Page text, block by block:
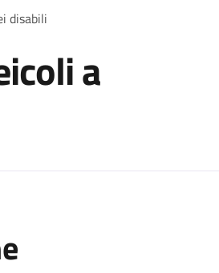
disabili
a